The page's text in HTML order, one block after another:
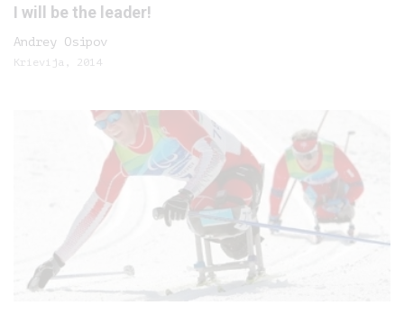
I will be the leader!
Andrey Osipov
Krievija, 2014